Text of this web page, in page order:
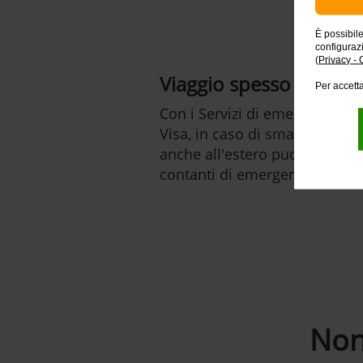
È
(Privacy -
Per
Viaggio spesso
Con i Servizi di emergenza
Visa, in caso di smarrimento
anche all'estero puoi
contanti di emergenza